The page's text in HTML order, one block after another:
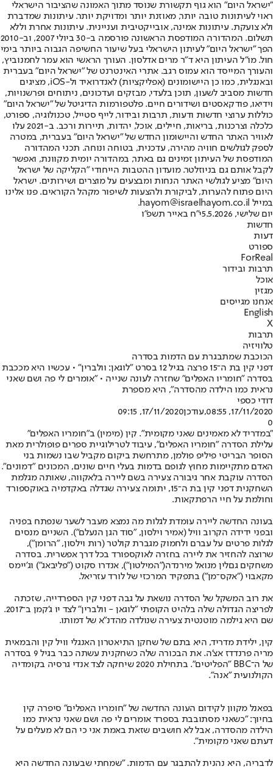
"ישראל היום" הוא גוף תקשורת שנוסד מתוך האמונה שהציבור הישראלי
ראוי לעיתונות טובה יותר, מאוזנת יותר ומדויקת יותר. עיתונות שמדברת
ולא צועקת. עיתונות אמינה, אובייקטיבית ועניינית. עיתונות אחרת וללא
תשלום. המהדורה המודפסת הראשונה פורסמה ב-30 ביולי 2007, וב-2010
הפך "ישראל היום" לעיתון הישראלי בעל שיעור החשיפה הגבוה ביותר בימי
חול. מו"ל העיתון היא ד"ר מרים אדלסון. העורך הראשי הוא עמר לחמנוביץ,
והעורך המייסד הוא עמוס רגב. אתרי האינטרנט של "ישראל היום" בעברית
ובאנגלית, כמו כן היישומונים (אפליקציות) לאנדרואיד ול-iOS, מציגים
חדשות מסביב לשעון, תוכן בלעדי, מבזקים ועדכונים, ניתוחים ופרשנויות,
וידיאו, פודקאסטים ושידורים חיים. פלטפורמות הדיגיטל של "ישראל היום"
כוללות ערוצי חדשות ודעות, תרבות ובידור, לייף סטייל, טכנולוגיה, ספורט,
כלכלה וצרכנות, בריאות, חיילים, אוכל, יהדות, תיירות ורכב. ב-2021 עלו
לאוויר האתר החדש והיישומון החדש של "ישראל היום" בעברית, במטרה
לספק לגולשים חוויה מהירה, עדכנית, בטוחה ונוחה. תכני המהדורה
המודפסת של העיתון זמינים גם באתר, במהדורה יומית מקוונת, ואפשר
לקבל אותם גם בניוזלטר. מועדון ההטבות הייחודי "הקליקה של ישראל
היום" מציע לגולשי האתר הנחות ומבצעים על מוצרים ושירותים. ישראל
היום פתוח להערות, לביקורת ולהצעות לשיפור מקהל הקוראים. פנו אלינו
במייל hayom@israelhayom.co.il.
יום שלישי, 5.5.2026
י"ח באייר תשפ"ו
חדשות
דעות
ספורט
ForReal
תרבות ובידור
אוכל
מגזין
אנחנו מגייסים
English
X
תרבות
טלוויזיה
הכוכבת שמתבגרת עם הדמות בסדרה
דפני קין בת ה־15 פרצה בגיל 12 בסרט "לוגאן: וולברין" • עכשיו היא מככבת
בסדרה "חומריו האפלים" שחזרה לעונה שנייה • "אומרים לי פה ושם שאני
נראית כמו הילדה מהסדרה", היא מספרת
דודי כספי
17/11/2020, 08:55
,עודכן17/11/2020, 09:15
0
"במדריד לא מאמינים שאני מקומית". קין (מימין) ב"חומריו האפלים"
עלילת הסדרה "חומריו האפלים", עיבוד לטרילוגיית ספרים פופולרית מאת
הסופר הבריטי פיליפ פולמן, מתרחשת ביקום מקביל שבו נשמות בני
האדם מתקיימות מחוץ לגופם בדמות בעלי חיים שונים, המכונים "דמונים".
הסדרה עוקבת אחר גיבורה צעירה בשם ליירה בלאקווה, שאותה מגלמת
השחקנית דפני קין בת ה־15, יתומה צעירה שגדלה באקדמיה באוקספורד
וחולמת על חיי הרפתקאות.
בעונה החדשה ליירה עומדת לגלות מה נמצא מעבר לשער שנפתח בפניה
ובפני ידידה הקרוב וויל (אמיר וילסון, "סוד הגן הנעלם"). השניים מנסים
לגלות פרטים על עברם ולחמוק מגברת קולטר (רות וילסון, "הרומן"),
שרוצה להחזיר את ליירה בחזרה לאוקספורד בכל דרך אפשרית. בסדרה
משחקים גםלין מנואל מירנדה("המילטון"), אנדרו סקוט ("פליבאג") וג'יימס
מקאבוי ("אקס־מן") בתפקיד המרכזי של לורד עזריאל.
את רוב המשקל של הסדרה נושאת על גבה דפני קין הספרדייה, שזכתה
לפריצה הגדולה שלה בלהיט הקופתי "לוגאן - וולברין" לצד יו ג'קמן ב־2017.
שם היא גילמה מוטנטית צעירה שנולדה מהדנ"א של דמותו.
קין, ילידת מדריד, היא בתם של שחקן התיאטרון האנגלי וויל קין והבמאית
מריה פרנדדז אצ'ה. את הבכורה שלה כשחקנית עשתה כבר בגיל 9 בסדרה
של ה־BBC "הפליטים". בתחילת 2020 שיחקה לצד אנדי גרסיה בקומדיה
הקולנועית "אנה".
בפאנל מקוון לקידום העונה החדשה של "חומריו האפלים" סיפרה קין
בחיוך: "כשאני מסתובבת בספרד אומרים לי פה ושם שאני נראית כמו
הילדה מהסדרה, אבל לא חושבים שזאת באמת אני כי הם לא מעלים על
דעתם שאני מקומית".
לדבריה, היא נהנית להתבגר עם הדמות. "שמחתי שבעונה החדשה היא